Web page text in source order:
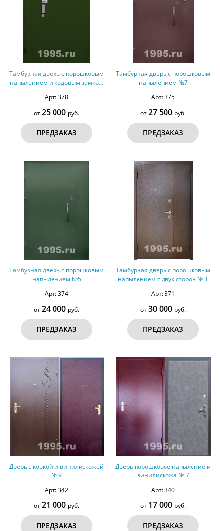
Тамбурная дверь с порошковым
напылением и кодовым замком
Арт: 378
от25 000 руб.
ПРЕДЗАКАЗ
Тамбурная дверь с порошковым
напылением №7
Арт: 375
от27 500 руб.
ПРЕДЗАКАЗ
Тамбурная дверь с порошковым
напылением №5
Арт: 374
от24 000 руб.
ПРЕДЗАКАЗ
Тамбурная дверь с порошковым
напылением с двух сторон № 1
Арт: 371
от30 000 руб.
ПРЕДЗАКАЗ
Дверь с ковкой и винилискожей
№ 9
Арт: 342
от21 000 руб.
ПРЕДЗАКАЗ
Дверь порошковое напыление и
винилискожа № 7
Арт: 340
от 17 000 руб.
ПРЕДЗАКАЗ